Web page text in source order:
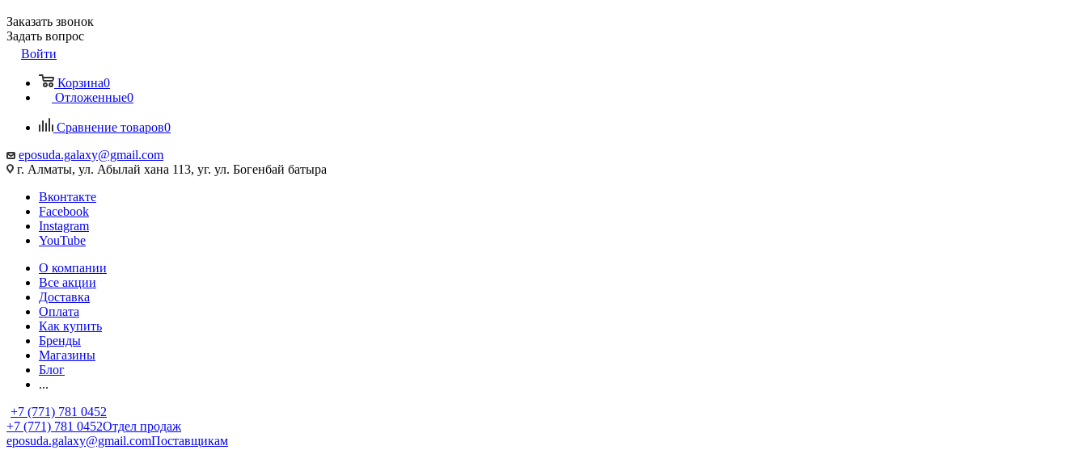
Заказать звонок
Задать вопрос
Войти
Корзина0
Отложенные0
Сравнение товаров0
eposuda.galaxy@gmail.com
г. Алматы, ул. Абылай хана 113, уг. ул. Богенбай батыра
Вконтакте
Facebook
Instagram
YouTube
О компании
Все акции
Доставка
Оплата
Как купить
Бренды
Магазины
Блог
...
+7 (771) 781 0452
+7 (771) 781 0452Отдел продаж
eposuda.galaxy@gmail.comПоставщикам